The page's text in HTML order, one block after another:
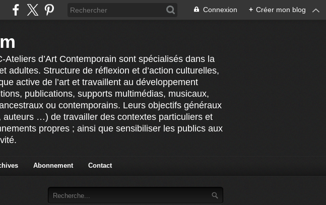
Connexion + Créer mon blog
d’Art Contemporain sont spécialisés dans la
adultes. Structure de réflexion et d’action culturelles,
active de l’art et travaillent au développement
publications, supports multimédias, musicaux,
ou contemporains. Leurs objectifs généraux
…) de travailler des contextes particuliers et
propres ; ainsi que sensibiliser les publics aux
Abonnement Contact